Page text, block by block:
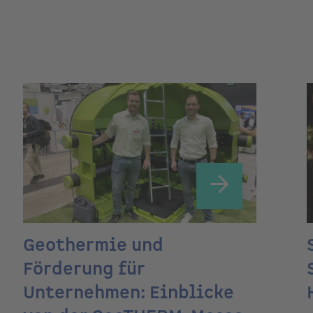
Geothermie und
Förderung für
Unternehmen: Einblicke